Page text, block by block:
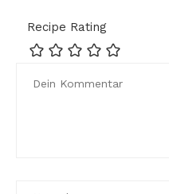
Recipe Rating